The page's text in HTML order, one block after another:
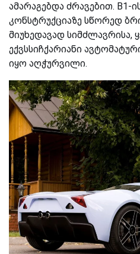
ამარაგებდა ძრავებით. B1-
კონსტრუქციაზე სწორედ
მიუხედავად სიმძლავრისა,
ექვსსიჩქარიანი
იყო აღჭურვილი.